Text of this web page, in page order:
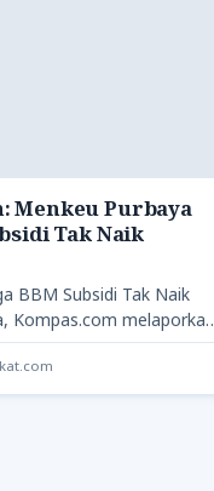
Menkeu Purbaya
Tak Naik
BBM Subsidi Tak Naik
Kompas.com melaporkan